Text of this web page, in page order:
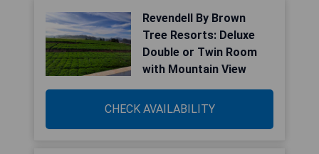
Revendell By Brown
Tree Resorts: Deluxe
Double or Twin Room
with Mountain View
CHECK AVAILABILITY